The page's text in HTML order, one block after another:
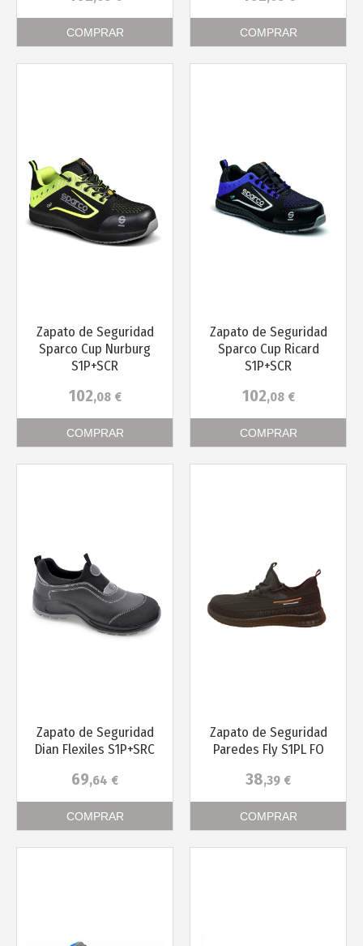
COMPRAR COMPRAR
Zapato de Seguridad
Sparco Cup Nurburg
S1P+SCR
102,08 €
COMPRAR
Zapato de Seguridad
Sparco Cup Ricard
S1P+SCR
102,08 €
COMPRAR
Zapato de Seguridad
Dian Flexiles S1P+SRC
69,64 €
COMPRAR
Zapato de Seguridad
Paredes Fly S1PL FO
38,39 €
COMPRAR
Más info Más info
Más info Más info